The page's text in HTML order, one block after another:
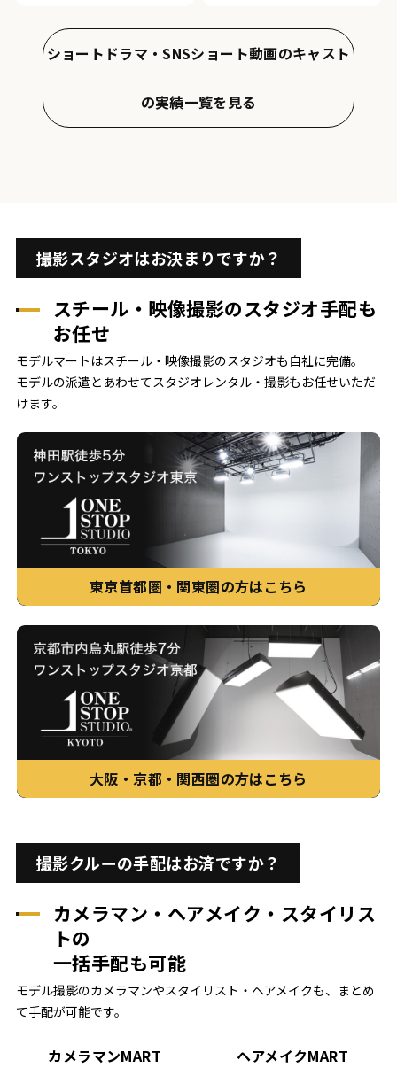
ショートドラマ・SNSショート動画のキャスト
の実績一覧を見る
撮影スタジオはお決まりですか？
スチール・映像撮影のスタジオ手配も
お任せ
モデルマートはスチール・映像撮影のスタジオも自社に完備。
モデルの派遣とあわせてスタジオレンタル・撮影もお任せいただ
けます。
東京首都圏・関東圏の方はこちら
大阪・京都・関西圏の方はこちら
撮影クルーの手配はお済ですか？
カメラマン・ヘアメイク・スタイリス
トの
一括手配も可能
モデル撮影のカメラマンやスタイリスト・ヘアメイクも、まとめ
て手配が可能です。
カメラマンMART ヘアメイクMART